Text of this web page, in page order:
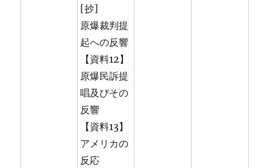
[抄]
原爆裁判提
起への反響
【資料12】
原爆民訴提
唱及びその
反響
【資料13】
アメリカの
反応